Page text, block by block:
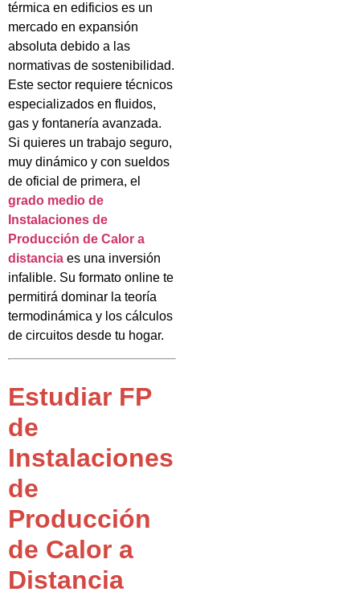
térmica en edificios es un
mercado en expansión
absoluta debido a las
normativas de sostenibilidad.
Este sector requiere técnicos
especializados en fluidos,
gas y fontanería avanzada.
Si quieres un trabajo seguro,
muy dinámico y con sueldos
de oficial de primera, el
grado medio de
Instalaciones de
Producción de Calor a
distancia es una inversión
infalible. Su formato online te
permitirá dominar la teoría
termodinámica y los cálculos
de circuitos desde tu hogar.
Estudiar FP
de
Instalaciones
de
Producción
de Calor a
Distancia